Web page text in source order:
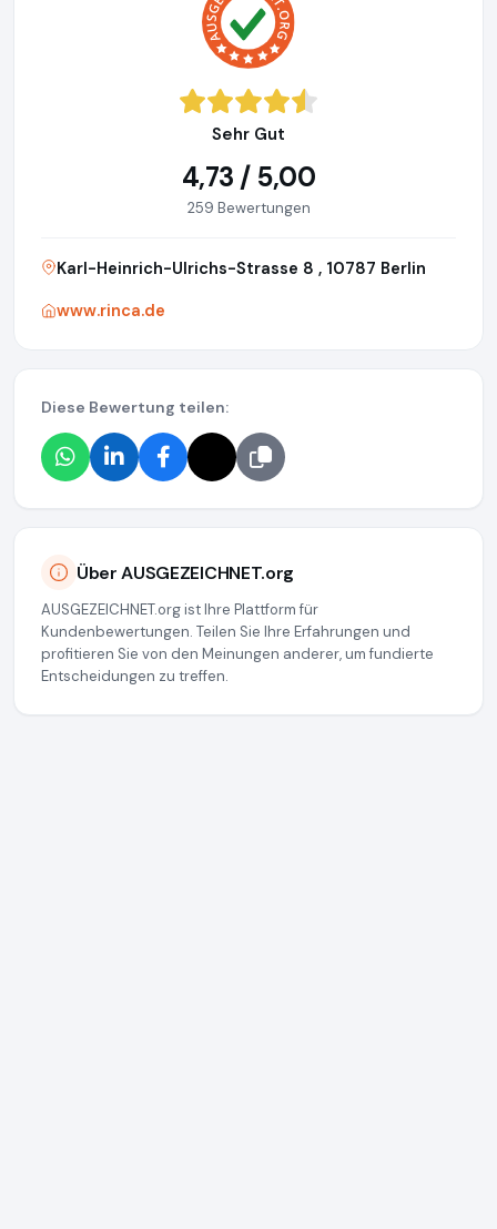
Sehr Gut
4,73 / 5,00
259 Bewertungen
Karl-Heinrich-Ulrichs-Strasse 8 , 10787 Berlin
www.rinca.de
Diese Bewertung teilen:
Über AUSGEZEICHNET.org
AUSGEZEICHNET.org ist Ihre Plattform für
Kundenbewertungen. Teilen Sie Ihre Erfahrungen und
profitieren Sie von den Meinungen anderer, um fundierte
Entscheidungen zu treffen.